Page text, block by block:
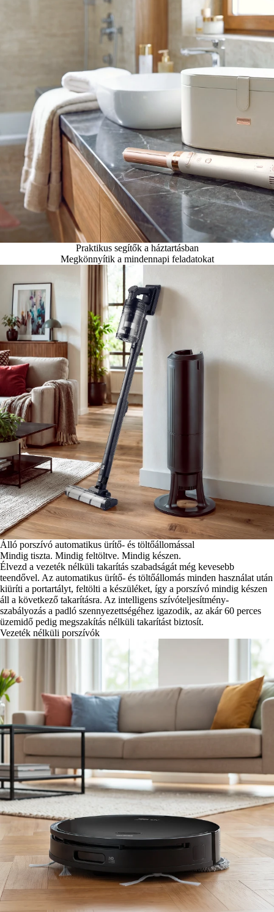
Praktikus segítők a háztartásban
Megkönnyítik a mindennapi feladatokat
Álló porszívó automatikus ürítő- és töltőállomással
Mindig tiszta. Mindig feltöltve. Mindig készen.
Élvezd a vezeték nélküli takarítás szabadságát még kevesebb
teendővel. Az automatikus ürítő- és töltőállomás minden használat után
kiüríti a portartályt, feltölti a készüléket, így a porszívó mindig készen
áll a következő takarításra. Az intelligens szívóteljesítmény-
szabályozás a padló szennyezettségéhez igazodik, az akár 60 perces
üzemidő pedig megszakítás nélküli takarítást biztosít.
Vezeték nélküli porszívók